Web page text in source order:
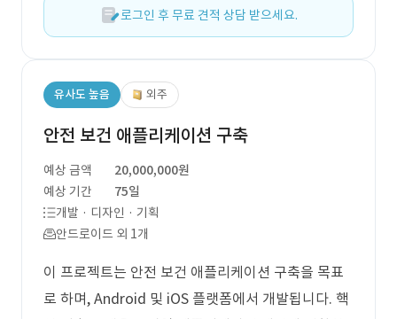
로그인 후 무료 견적 상담 받으세요.
유사도 높음 외주
안전 보건 애플리케이션 구축
예상 금액
20,000,000원
예상 기간
75일
개발 · 디자인 · 기획
안드로이드 외 1개
이 프로젝트는 안전 보건 애플리케이션 구축을 목표
로 하며, Android 및 iOS 플랫폼에서 개발됩니다. 핵